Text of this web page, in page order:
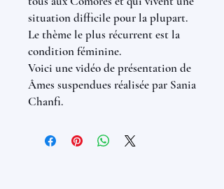
situation difficile pour la plupart.
Le thème le plus récurrent est la
condition féminine.
Voici une vidéo de présentation de
Âmes suspendues réalisée par Sania
Chanfi.